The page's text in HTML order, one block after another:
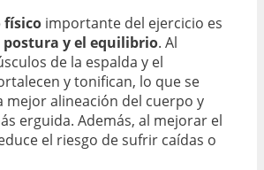
físico importante del ejercicio es
postura y el equilibrio. Al
de la espalda y el
y tonifican, lo que se
mejor alineación del cuerpo y
erguida. Además, al mejorar el
el riesgo de sufrir caídas o